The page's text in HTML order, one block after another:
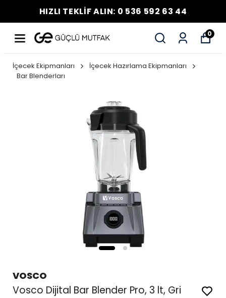
HIZLI TEKLİF ALIN: 0 536 592 63 44
0
İçecek Ekipmanları
İçecek Hazırlama Ekipmanları
Bar Blenderları
VOSCO
Vosco Dijital Bar Blender Pro, 3 lt, Gri